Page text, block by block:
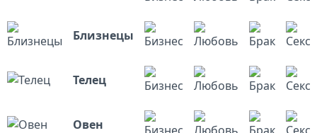
Близнецы
Телец
Овен